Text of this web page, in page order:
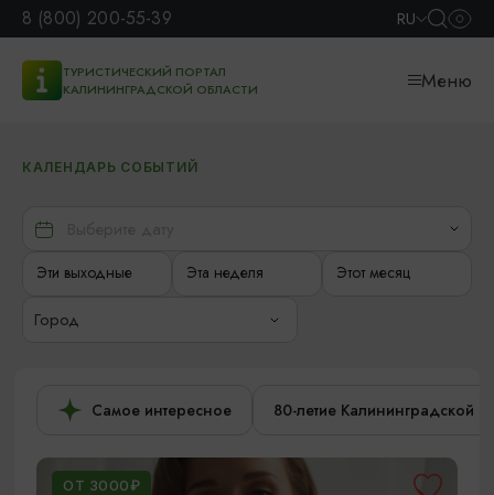
8 (800) 200-55-39 RU
ТУРИСТИЧЕСКИЙ ПОРТАЛ
КАЛИНИНГРАДСКОЙ ОБЛАСТИ
Меню
КАЛЕНДАРЬ СОБЫТИЙ
Эти выходные Эта неделя Этот месяц
Город
Самое интересное 80-летие Калининградской
ОТ 3000₽